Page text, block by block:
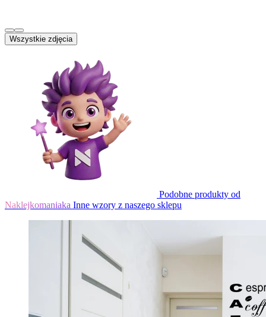
Wszystkie zdjęcia
Podobne produkty od
Naklejkomaniaka Inne wzory z naszego sklepu